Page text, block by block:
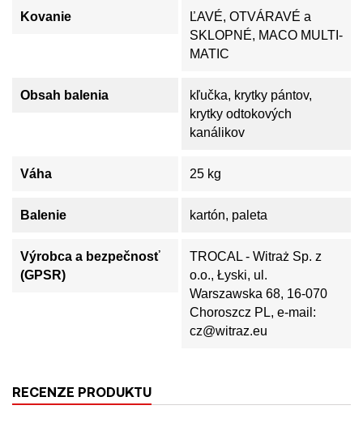
Kovanie
ĽAVÉ, OTVÁRAVÉ a
SKLOPNÉ, MACO MULTI-
MATIC
Obsah balenia
kľučka, krytky pántov,
krytky odtokových
kanálikov
Váha 25 kg
Balenie kartón, paleta
Výrobca a bezpečnosť
(GPSR)
TROCAL - Witraż Sp. z
o.o., Łyski, ul.
Warszawska 68, 16-070
Choroszcz PL, e-mail:
cz@witraz.eu
RECENZE PRODUKTU